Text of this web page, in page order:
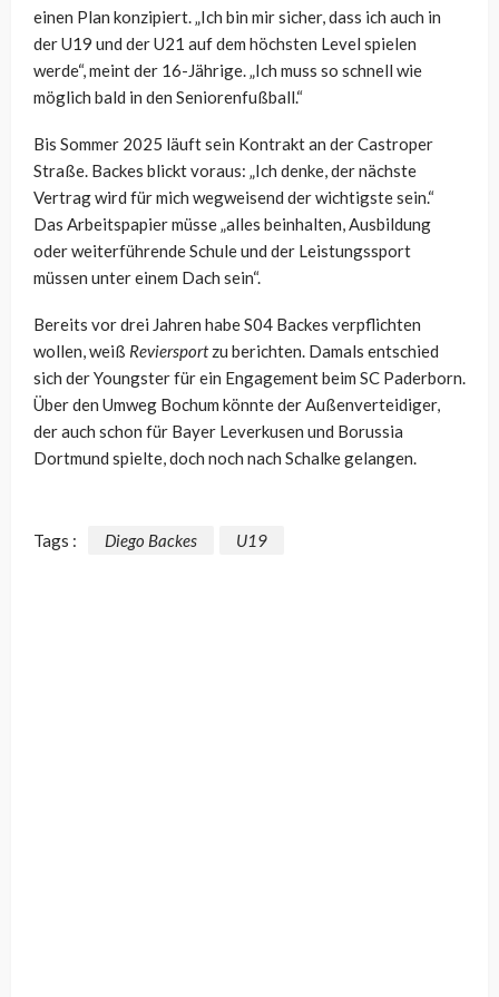
einen Plan konzipiert. „Ich bin mir sicher, dass ich auch in
der U19 und der U21 auf dem höchsten Level spielen
werde“, meint der 16-Jährige. „Ich muss so schnell wie
möglich bald in den Seniorenfußball.“
Bis Sommer 2025 läuft sein Kontrakt an der Castroper
Straße. Backes blickt voraus: „Ich denke, der nächste
Vertrag wird für mich wegweisend der wichtigste sein.“
Das Arbeitspapier müsse „alles beinhalten, Ausbildung
oder weiterführende Schule und der Leistungssport
müssen unter einem Dach sein“.
Bereits vor drei Jahren habe S04 Backes verpflichten
wollen, weiß Reviersportzu berichten. Damals entschied
sich der Youngster für ein Engagement beim SC Paderborn.
Über den Umweg Bochum könnte der Außenverteidiger,
der auch schon für Bayer Leverkusen und Borussia
Dortmund spielte, doch noch nach Schalke gelangen.
Tags : Diego Backes U19